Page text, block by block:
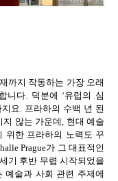
까지 작동하는 가장 오래
니다. 덕분에 ‘유럽의 심
요. 프라하의 수백 년 된
않는 가운데, 현대 예술
위한 프라하의 노력도 꾸
Prague가 그 대표적인
세기 후반 무렵 시작되었을
예술과 사회 관련 주제에